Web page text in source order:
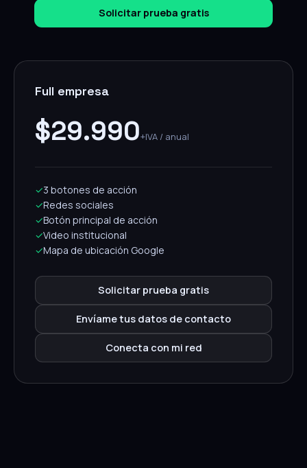
Solicitar prueba gratis
Full empresa
$29.990+IVA / anual
✓3 botones de acción
✓Redes sociales
✓Botón principal de acción
✓Video institucional
✓Mapa de ubicación Google
Solicitar prueba gratis
Envíame tus datos de contacto
Conecta con mi red